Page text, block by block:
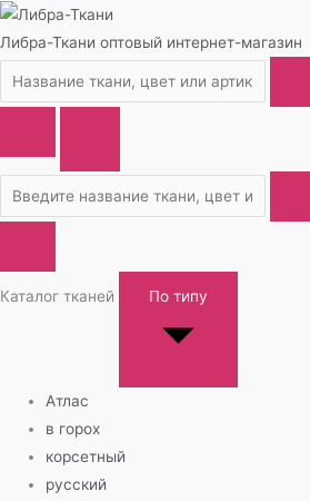
Либра-Ткани оптовый интернет-магазин
Каталог тканей По типу
Атлас
в горох
корсетный
русский